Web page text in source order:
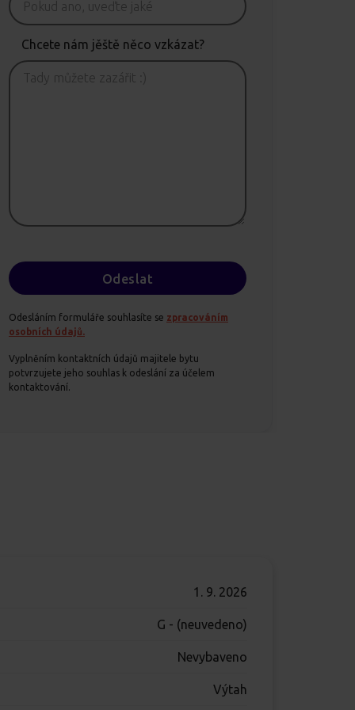
Chcete nám jěště něco vzkázat?
Odesláním formuláře souhlasíte se zpracováním
osobních údajů.
Vyplněním kontaktních údajů majitele bytu
potvrzujete jeho souhlas k odeslání za účelem
kontaktování.
1. 9. 2026
G - (neuvedeno)
Nevybaveno
Výtah